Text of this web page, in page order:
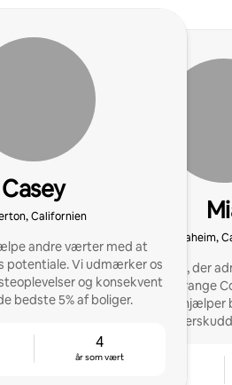
Casey
Californien
andre værter med at
potentiale. Vi udmærker os
og konsekvent
bedste 5% af boliger.
4
år som vært
Anaheim,
Superhost, der
ejendomme i Orange
Texas. Jeg hjælper
maksimere